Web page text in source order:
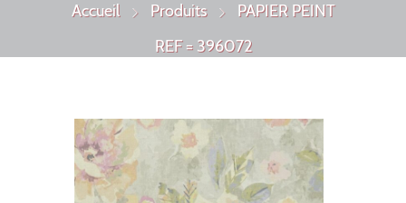
Accueil Produits
PAPIER PEINT
REF = 396072